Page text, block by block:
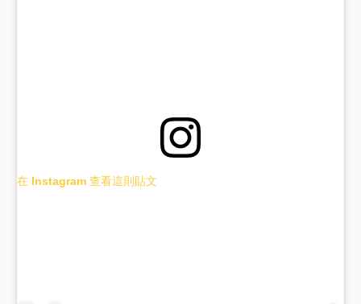
在 Instagram 查看這則貼文